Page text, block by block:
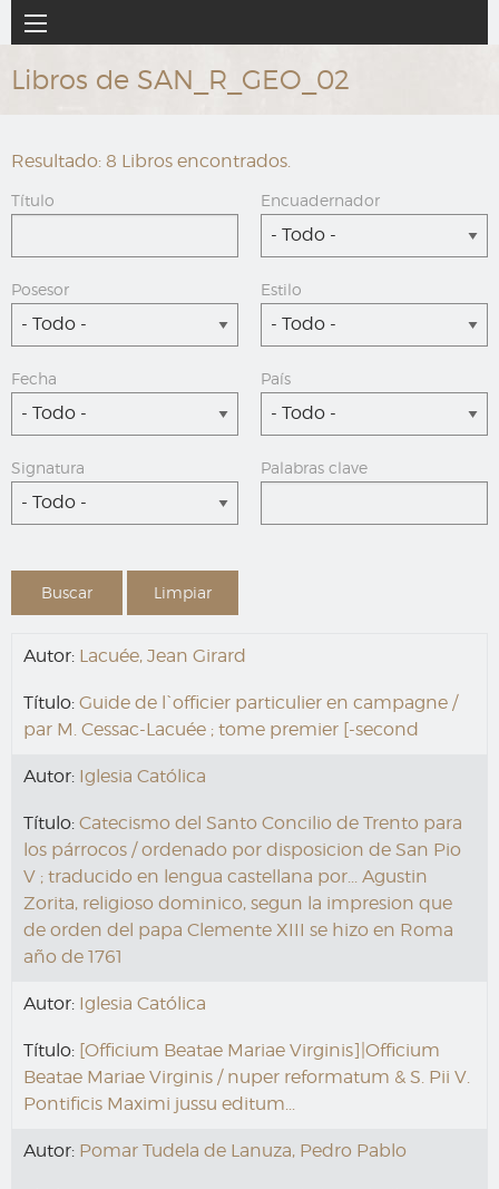
al
contenido
principal
Navegación
principal
Libros de SAN_R_GEO_02
Resultado: 8 Libros encontrados.
Título Encuadernador
- Todo -
Posesor
- Todo -
Estilo
- Todo -
Fecha
- Todo -
País
- Todo -
Signatura
- Todo -
Palabras clave
Autor: Lacuée, Jean Girard
Título: Guide de l`officier particulier en campagne /
par M. Cessac-Lacuée ; tome premier [-second
Autor: Iglesia Católica
Título: Catecismo del Santo Concilio de Trento para
los párrocos / ordenado por disposicion de San Pio
V ; traducido en lengua castellana por... Agustin
Zorita, religioso dominico, segun la impresion que
de orden del papa Clemente XIII se hizo en Roma
año de 1761
Autor: Iglesia Católica
Título: [Officium Beatae Mariae Virginis]|Officium
Beatae Mariae Virginis / nuper reformatum & S. Pii V.
Pontificis Maximi jussu editum...
Autor: Pomar Tudela de Lanuza, Pedro Pablo